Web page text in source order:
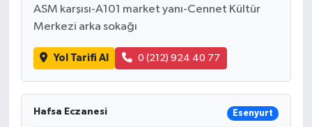
ASM karşısı-A101 market yanı-Cennet Kültür
Merkezi arka sokağı
Yol Tarifi Al 0 (212) 924 40 77
Hafsa Eczanesi Esenyurt